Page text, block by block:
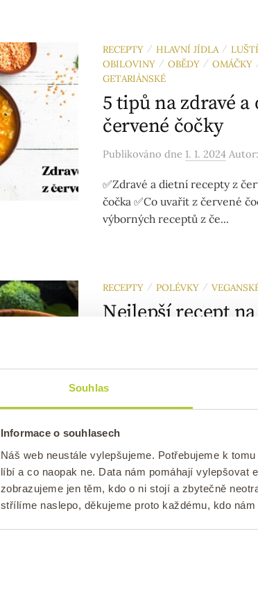
Souhlas
Informace o souhlasech
Náš web neustále vylepšujeme. Potřebujeme k
líbí a co naopak ne. Data nám pomáhají vylepšovat
zobrazujeme jen těm, kdo o ni stojí a zbytečně
střílíme naslepo, děkujeme proto každému, kdo
RECEPTY / HLAVNÍ JÍDLA /
OBILOVINY / OBĚDY / OMÁČKY
GETARIÁNSKÉ
5 tipů na zdravé
červené čočky
Publikováno dne 1. 1. 2024 Autor:
✅Zdravé a dietní recepty z
čočka ✅Co uvařit z červené
výborných receptů z če...
RECEPTY / POLÉVKY /
Nejlepší recept
Publikováno
Jednoduchá krémová
bez smetany, vhodná pro
z pečených